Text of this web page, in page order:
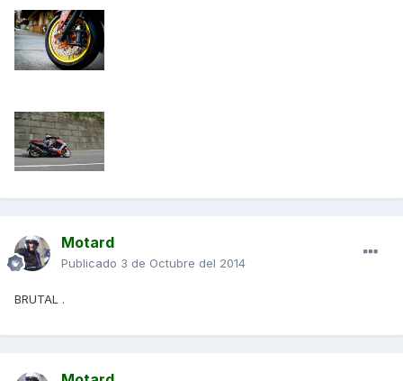
Motard
Publicado 3 de Octubre del 2014
BRUTAL .